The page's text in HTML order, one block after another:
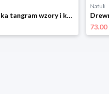
Układanka tangram wzory i kolory, Classic World Classic world
Natuli
73.00